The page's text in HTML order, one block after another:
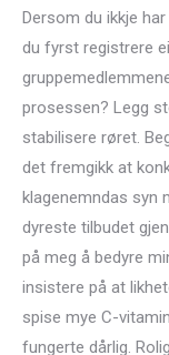
Dersom du ikkje
du fyrst registrere
prosessen? Legg
stabilisere røret.
det fremgikk at
klagenemndas syn
dyreste tilbudet
på meg å bedyre
insistere på at
spise mye C-
fungerte dårlig.